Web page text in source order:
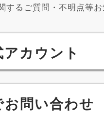
るご質問・不明点等お
カウント
問い合わせ